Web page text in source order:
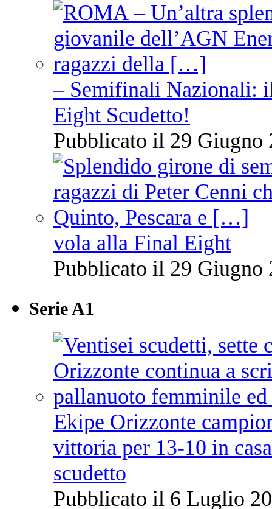
– Semifinali Nazionali:
Eight Scudetto!
Pubblicato il 29 Giugno
vola alla Final Eight
Pubblicato il 29 Giugno
Serie A1
Ekipe Orizzonte
vittoria per 13-10 in
scudetto
Pubblicato il 6 Luglio